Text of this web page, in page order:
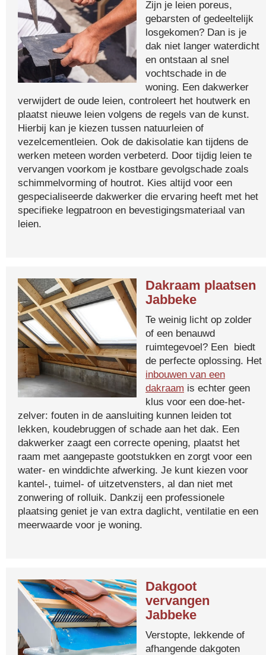
Zijn je leien poreus,
gebarsten of gedeeltelijk
losgekomen? Dan is je
dak niet langer waterdicht
en ontstaan al snel
vochtschade in de
woning. Een dakwerker
verwijdert de oude leien, controleert het houtwerk en
plaatst nieuwe leien volgens de regels van de kunst.
Hierbij kan je kiezen tussen natuurleien of
vezelcementleien. Ook de dakisolatie kan tijdens de
werken meteen worden verbeterd. Door tijdig leien te
vervangen voorkom je kostbare gevolgschade zoals
schimmelvorming of houtrot. Kies altijd voor een
gespecialiseerde dakwerker die ervaring heeft met het
specifieke legpatroon en bevestigingsmateriaal van
leien.
Dakraam plaatsen
Jabbeke
Te weinig licht op zolder
of een benauwd
ruimtegevoel? Een biedt
de perfecte oplossing. Het
inbouwen van een
dakraam is echter geen
klus voor een doe-het-
zelver: fouten in de aansluiting kunnen leiden tot
lekken, koudebruggen of schade aan het dak. Een
dakwerker zaagt een correcte opening, plaatst het
raam met aangepaste gootstukken en zorgt voor een
water- en winddichte afwerking. Je kunt kiezen voor
kantel-, tuimel- of uitzetvensters, al dan niet met
zonwering of rolluik. Dankzij een professionele
plaatsing geniet je van extra daglicht, ventilatie en een
meerwaarde voor je woning.
Dakgoot
vervangen
Jabbeke
Verstopte, lekkende of
afhangende dakgoten